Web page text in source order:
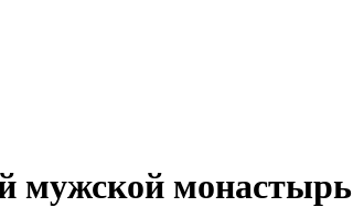
мужской монастырь